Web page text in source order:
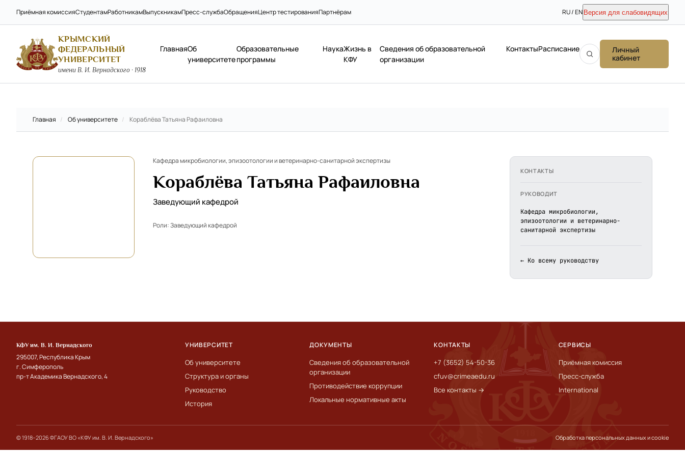
Приёмная комиссияСтудентамРаботникамВыпускникамПресс-службаОбращенияЦентр тестированияПартнёрам RU / EN Версия для слабовидящих
КРЫМСКИЙ
ФЕДЕРАЛЬНЫЙ
УНИВЕРСИТЕТ
имени В. И. Вернадского · 1918
ГлавнаяОб
университете
Образовательные
программы
НаукаЖизнь в
КФУ
Сведения об образовательной
организации
КонтактыРасписание
Личный
кабинет
Главная / Об университете / Кораблёва Татьяна Рафаиловна
Кафедра микробиологии, эпизоотологии и ветеринарно-санитарной экспертизы
Кораблёва Татьяна Рафаиловна
Заведующий кафедрой
Роли:Заведующий кафедрой
КОНТАКТЫ
РУКОВОДИТ
Кафедра микробиологии,
эпизоотологии и ветеринарно-
санитарной экспертизы
← Ко всему руководству
КФУ им. В. И. Вернадского
295007, Республика Крым
г. Симферополь
пр-т Академика Вернадского, 4
УНИВЕРСИТЕТ
Об университете
Структура и органы
Руководство
История
ДОКУМЕНТЫ
Сведения об образовательной
организации
Противодействие коррупции
Локальные нормативные акты
КОНТАКТЫ
+7 (3652) 54-50-36
cfuv@crimeaedu.ru
Все контакты →
СЕРВИСЫ
Приёмная комиссия
Пресс-служба
International
© 1918–2026 ФГАОУ ВО «КФУ им. В. И. Вернадского» Обработка персональных данных и cookie